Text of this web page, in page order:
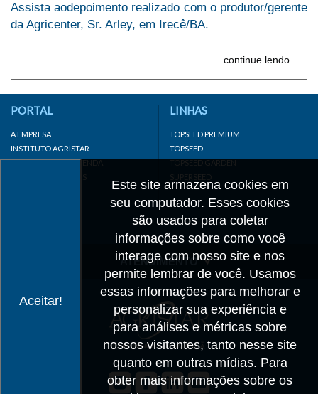
Assista aodepoimento realizado com o produtor/gerente
da Agricenter, Sr. Arley, em Irecê/BA.
continue lendo...
Aceitar!
Este site armazena cookies em
seu computador. Esses cookies
são usados para coletar
informações sobre como você
interage com nosso site e nos
permite lembrar de você. Usamos
essas informações para melhorar e
personalizar sua experiência e
para análises e métricas sobre
nossos visitantes, tanto nesse site
quanto em outras mídias. Para
obter mais informações sobre os
PORTAL
A EMPRESA
INSTITUTO AGRISTAR
DISTRIBUIDOR/REVENDA
LINKS IMPORTANTES
LINHAS
TOPSEED PREMIUM
TOPSEED
TOPSEED GARDEN
SUPERSEED
ATENDIMENTO
CADASTRO
TRABALHE CONOSCO